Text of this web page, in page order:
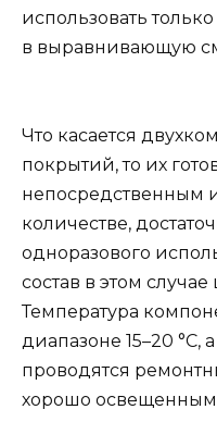
использовать
в выравнивающую
Что касается
покрытий, то их
непосредственным
количестве,
одноразового
состав в этом
Температура
диапазоне 15–20
проводятся
хорошо